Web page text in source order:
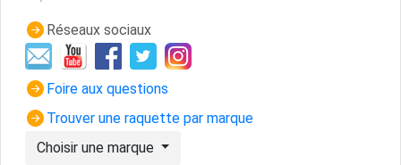
Réseaux sociaux
Foire aux questions
Trouver une raquette par marque
Choisir une marque